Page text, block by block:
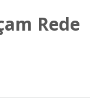
Rede